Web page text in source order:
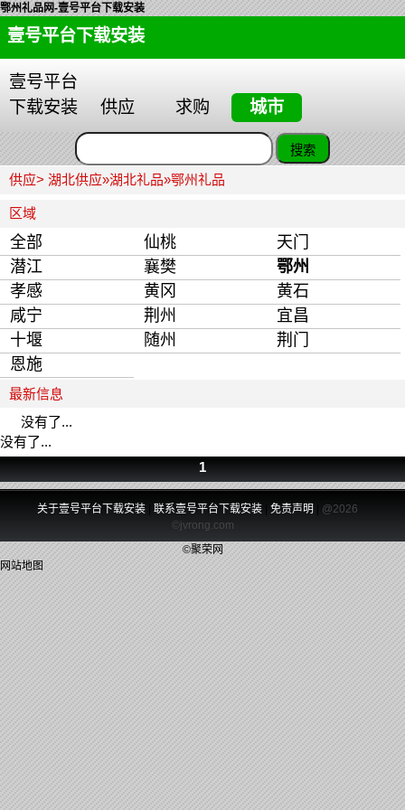
鄂州礼品网-壹号平台下载安装
壹号平台下载安装
壹号平台
下载安装
供应 求购 城市
供应> 湖北供应»湖北礼品»鄂州礼品
区域
全部 仙桃
天门
潜江
襄樊
鄂州
孝感
黄冈
黄石
咸宁
荆州
宜昌
十堰
随州
荆门
恩施
最新信息
没有了...
没有了...
1
关于壹号平台下载安装 联系壹号平台下载安装| 免责声明
@2026
©jvrong.com
©聚荣网
网站地图